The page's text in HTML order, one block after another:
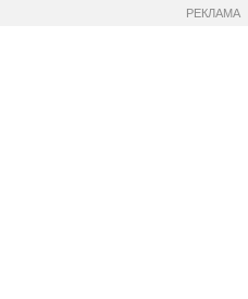
РЕКЛАМА